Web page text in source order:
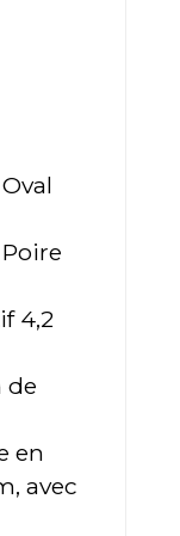
4,2
de
en
avec